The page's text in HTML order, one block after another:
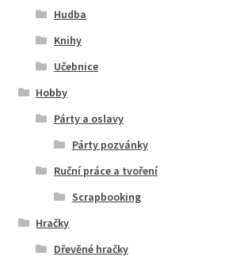
Hudba
Knihy
Učebnice
Hobby
Párty a oslavy
Párty pozvánky
Ruční práce a tvoření
Scrapbooking
Hračky
Dřevěné hračky